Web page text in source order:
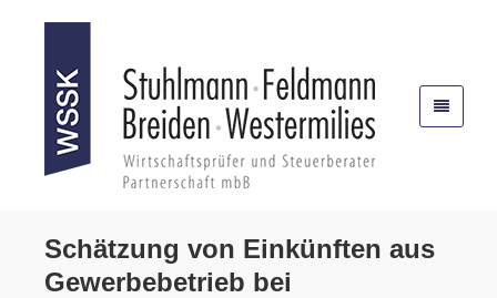
Schätzung von Einkünften aus
Gewerbebetrieb bei